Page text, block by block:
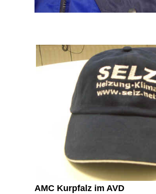
AMC Kurpfalz im AVD